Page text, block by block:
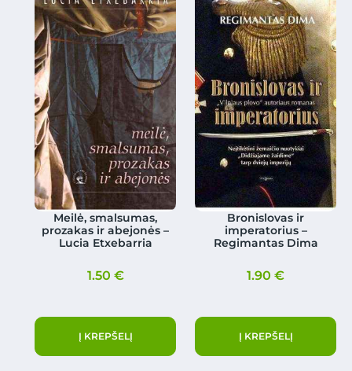
Meilė, smalsumas,
prozakas ir abejonės –
Lucia Etxebarria
1.50 €
Į KREPŠELĮ
Bronislovas ir
imperatorius –
Regimantas Dima
1.90€
Į KREPŠELĮ